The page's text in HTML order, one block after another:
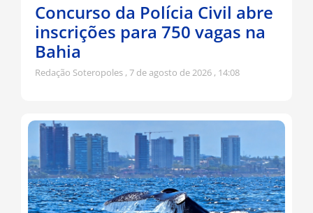
Concurso da Polícia Civil abre
inscrições para 750 vagas na
Bahia
Redação Soteropoles 7 de agosto de 2026 14:08